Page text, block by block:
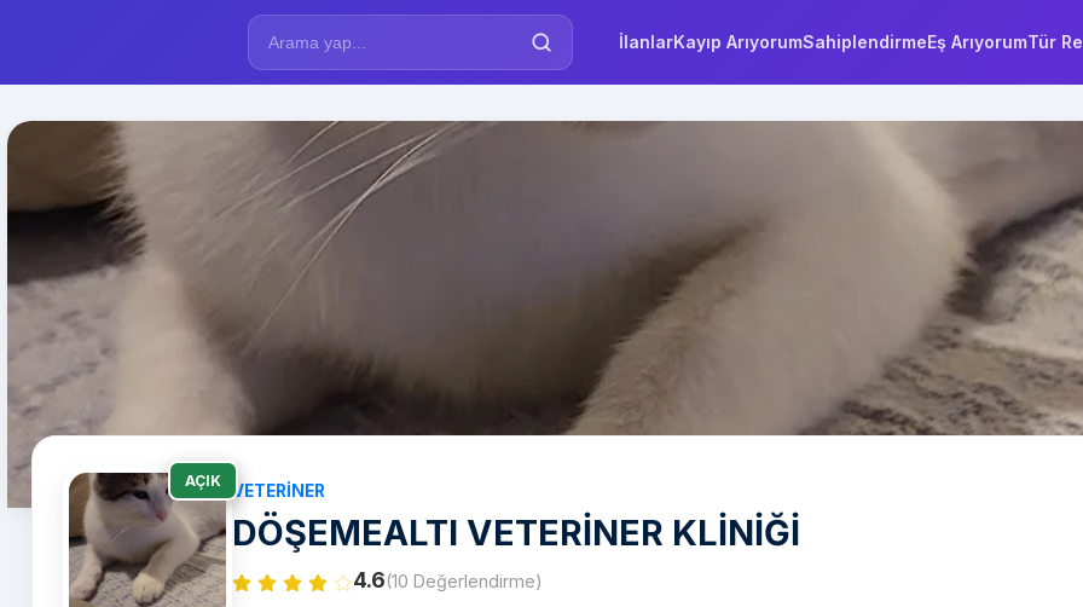
İlanlarKayıp ArıyorumSahiplendirmeEş ArıyorumTür
AÇIK
VETERINER
DÖŞEMEALTI VETERİNER KLİNİĞİ
4.6(10 Değerlendirme)